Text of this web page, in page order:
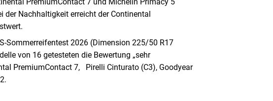
der Nachhaltigkeit erreicht der Continental
Sommerreifentest 2026 (Dimension 225/50 R17
von 16 getesteten die Bewertung „sehr
PremiumContact 7, Pirelli Cinturato (C3), Goodyear